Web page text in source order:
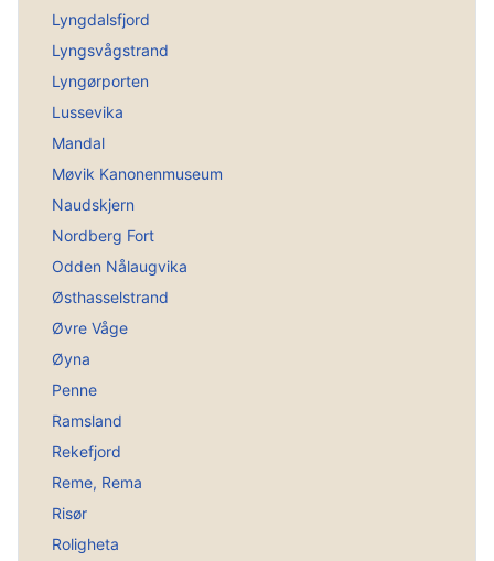
Lyngdalsfjord
Lyngsvågstrand
Lyngørporten
Lussevika
Mandal
Møvik Kanonenmuseum
Naudskjern
Nordberg Fort
Odden Nålaugvika
Østhasselstrand
Øvre Våge
Øyna
Penne
Ramsland
Rekefjord
Reme, Rema
Risør
Roligheta